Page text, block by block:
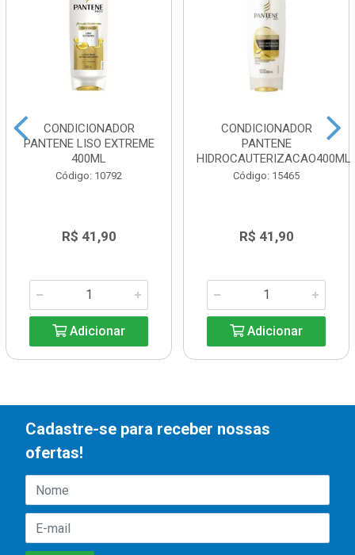
CONDICIONADOR
PANTENE LISO EXTREME
400ML
Código: 10792
R$ 41,90
Adicionar
CONDICIONADOR
PANTENE
HIDROCAUTERIZACAO400ML
Código: 15465
R$ 41,90
Adicionar
Cadastre-se para receber nossas
ofertas!